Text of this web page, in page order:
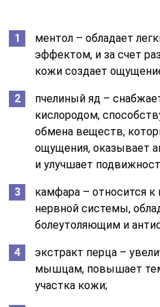
ментол – обладает
эффектом, и за счет
кожи создает
пчелиный яд –
кислородом,
обмена веществ,
ощущения, оказывает
и улучшает
камфара – относится к
нервной системы,
болеутоляющим и
экстракт перца –
мышцам, повышает
участка кожи;